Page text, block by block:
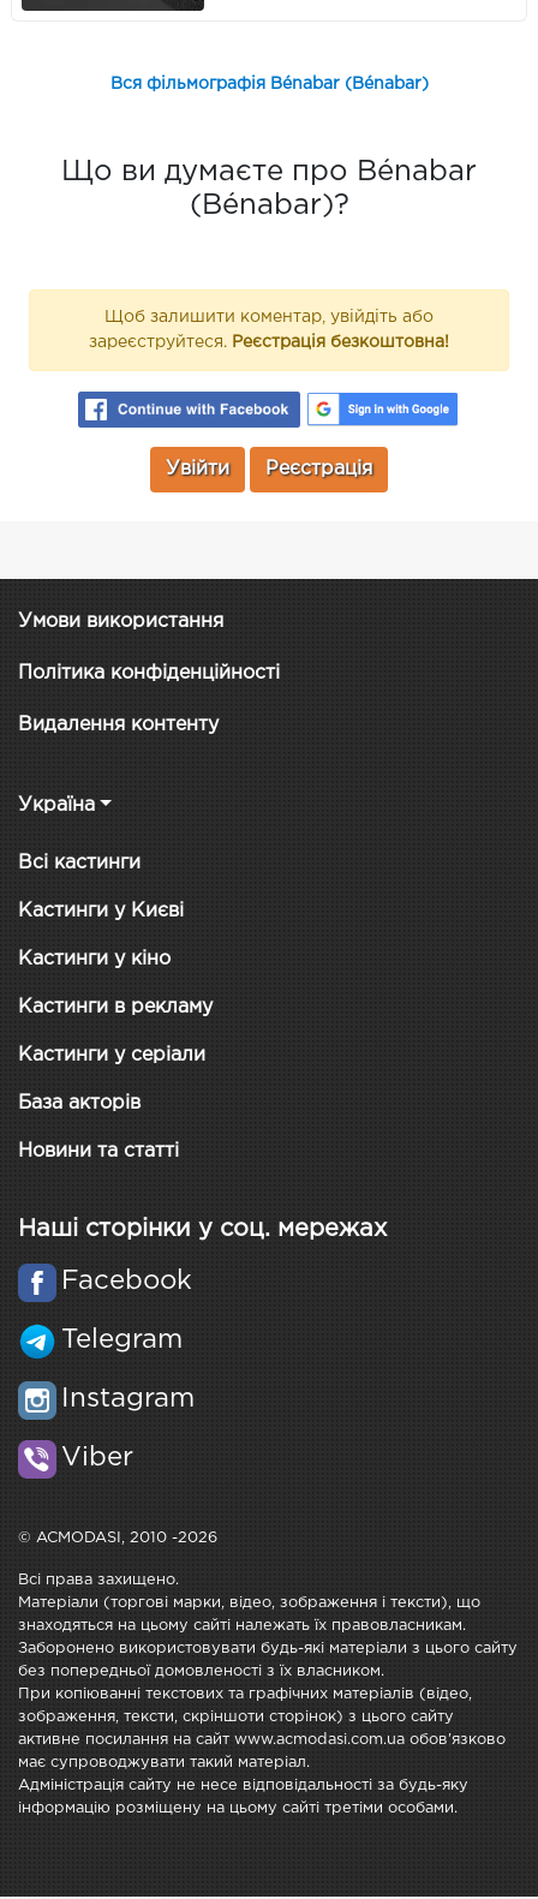
Вся фільмографія Bénabar (Bénabar)
Що ви думаєте про Bénabar
(Bénabar)?
Щоб залишити коментар, увійдіть або
зареєструйтеся. Реєстрація безкоштовна!
Увійти Реєстрація
Умови використання
Політика конфіденційності
Видалення контенту
Україна
Всі кастинги
Кастинги у Києві
Кастинги у кіно
Кастинги в рекламу
Кастинги у серіали
База акторів
Новини та статті
Наші сторінки у соц. мережах
Facebook
Telegram
Instagram
Viber
© ACMODASI, 2010 -2026
Всі права захищено.
Матеріали (торгові марки, відео, зображення і тексти), що
знаходяться на цьому сайті належать їх правовласникам.
Заборонено використовувати будь-які матеріали з цього сайту
без попередньої домовленості з їх власником.
При копіюванні текстових та графічних матеріалів (відео,
зображення, тексти, скріншоти сторінок) з цього сайту
активне посилання на сайт www.acmodasi.com.ua обов'язково
має супроводжувати такий матеріал.
Адміністрація сайту не несе відповідальності за будь-яку
інформацію розміщену на цьому сайті третіми особами.